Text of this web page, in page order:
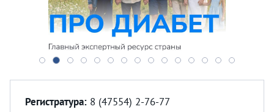
Регистратура: 8 (47554) 2-76-77